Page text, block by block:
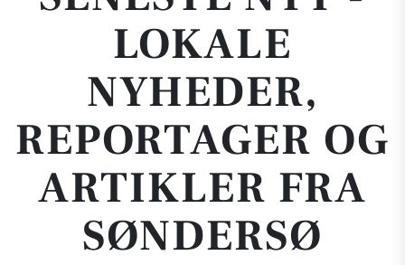
LOKALE
NYHEDER,
REPORTAGER OG
ARTIKLER FRA
SØNDERSØ